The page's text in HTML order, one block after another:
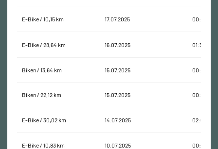
E-Bike / 10,15 km 17.07.2025 00:28:08
E-Bike / 28,64 km 16.07.2025 01:32:02
Biken / 13,64 km 15.07.2025 00:42:44
Biken / 22,12 km 15.07.2025 00:50:37
E-Bike / 30,02 km 14.07.2025 02:09:36
E-Bike / 10,83 km 10.07.2025 00:37:09